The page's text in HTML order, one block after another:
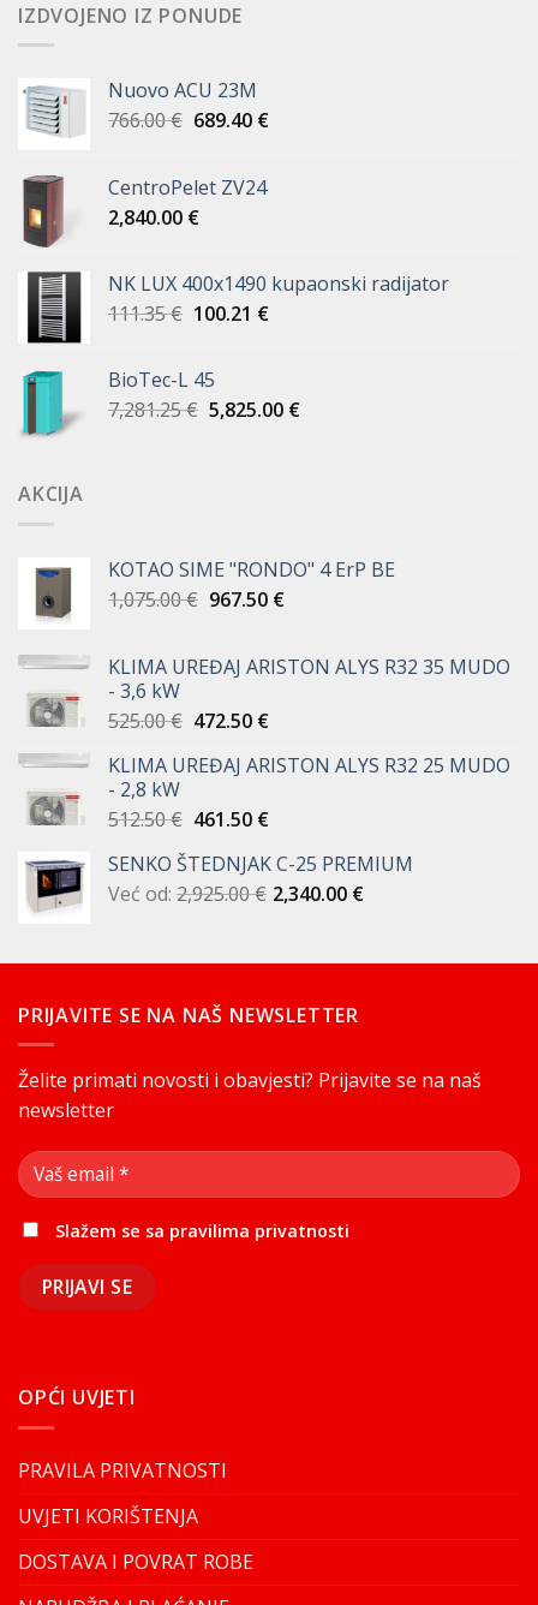
IZDVOJENO IZ PONUDE
Nuovo ACU 23M
766.00€ Izvorna
je:
766.00 €.
689.40 €Trenutna
689.40 €.
CentroPelet ZV24
2,840.00 €
NK LUX 400x1490 kupaonski radijator
111.35€ Izvorna
je:
111.35 €.
100.21 €Trenutna
BioTec-L 45
7,281.25€ Izvorna
5,825.00 €Trenutna
AKCIJA
KOTAO SIME "RONDO" 4 ErP BE
1,075.00€ Izvorna
je:
967.50 €Trenutna
967.50 €.
KLIMA UREĐAJ ARISTON ALYS R32 35 MUDO
- 3,6 kW
525.00€ Izvorna
bila
525.00 €.
472.50 €Trenutna
je:
KLIMA UREĐAJ ARISTON ALYS R32 25 MUDO
- 2,8 kW
512.50€ Izvorna
bila
je:
461.50 €Trenutna
je:
461.50 €.
SENKO ŠTEDNJAK C-25 PREMIUM
Već od: 2,925.00€ 2,340.00 €
PRIJAVITE SE NA NAŠ NEWSLETTER
Želite primati novosti i obavjesti? Prijavite se na naš
newsletter
Slažem se sa pravilima privatnosti
OPĆI UVJETI
PRAVILA PRIVATNOSTI
UVJETI KORIŠTENJA
DOSTAVA I POVRAT ROBE